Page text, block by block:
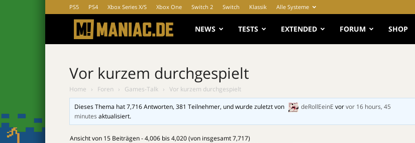
PS5 PS4 Xbox Series X/S Xbox One Switch 2 Switch Klassik Alle Systeme
MANIAC.de
NEWS TESTS EXTENDED FORUM SHOP
Vor kurzem durchgespielt
Home › Foren › Games-Talk › Vor kurzem durchgespielt
Dieses Thema hat 7,716 Antworten, 381 Teilnehmer, und wurde zuletzt von deRollEeinE vorvor 16 hours, 45
minutes aktualisiert.
Ansicht von 15 Beiträgen - 4,006 bis 4,020 (von insgesamt 7,717)